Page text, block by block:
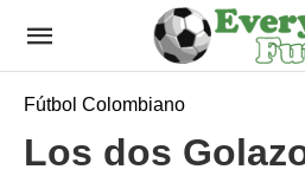
Fútbol Colombiano
Los dos